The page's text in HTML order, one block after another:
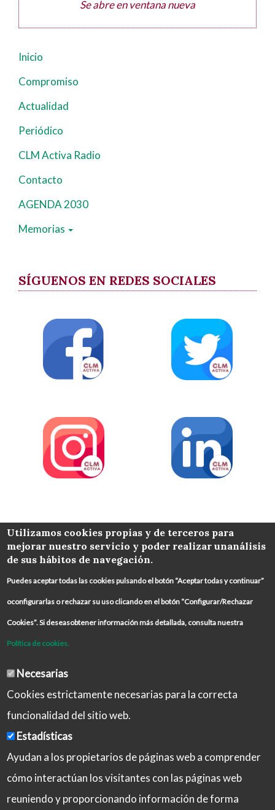
Se abre en ventana nueva
Navegación
principal
Inicio
Compromiso
Actualidad
Periódico
CLM Activa Radio
Contacto
AGENDA 2030
Memorias
SÍGUENOS EN REDES SOCIALES
COLABORA
Utilizamos cookies propias y de terceros para
mejorar nuestro servicio y poder realizar unanálisis
de sus hábitos de navegación.
Puedes aceptar todas las cookies pulsando el botón “Aceptar todas y continuar”
oconfigurarlas o rechazar su uso clicando en el botón “Configurar/Rechazar
Cookies”. Si deseasobtener información más detallada, consulta nuestra
Política de cookies.
Necesarias
Cookies estrictamente necesarias para la correcta
funcionalidad del sitio web.
Estadísticas
Ayudan a los propietarios de páginas web a comprender
cómo interactúan los visitantes con las páginas web
reuniendo y proporcionando información de forma